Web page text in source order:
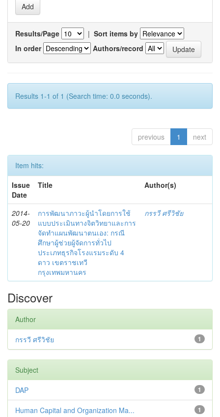
Results/Page | Sort items by
In order
Authors/record
Results 1-1 of 1 (Search time: 0.0 seconds).
previous 1 next
Item hits:
Issue
Date
Title Author(s)
2014-
05-20
การพัฒนาภาวะผู้นำโดยการใช้
แบบประเมินทางจิตวิทยาและการ
จัดทำแผนพัฒนาตนเอง: กรณี
ศึกษาผู้ช่วยผู้จัดการทั่วไป
ประเภทธุรกิจโรงแรมระดับ 4
ดาว เขตราชเทวี
กรุงเทพมหานคร
กรรวี ศรีวิชัย
Discover
Author
1
กรรวี ศรีวิชัย
Subject
1
DAP
1
Human Capital and Organization Ma...